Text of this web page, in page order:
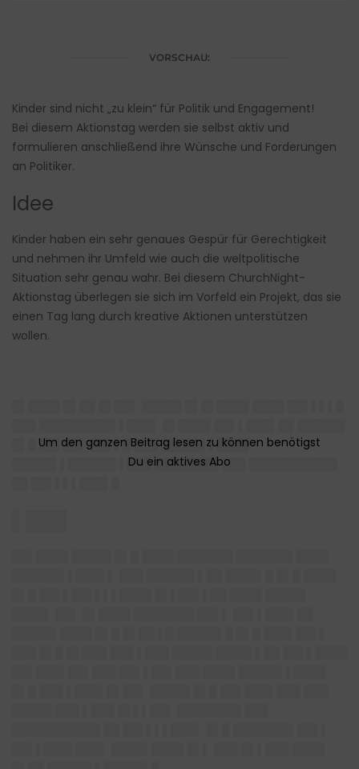
VORSCHAU:
Kinder sind nicht „zu klein“ für Politik und Engagement!
Bei diesem Aktionstag werden sie selbst aktiv und
formulieren anschließend ihre Wünsche und Forderungen
an Politiker.
Idee
Kinder haben ein sehr genaues Gespür für Gerechtigkeit
und nehmen ihr Umfeld wie auch die weltpolitische
Situation sehr genau wahr. Bei diesem ChurchNight-
Aktionstag überlegen sie sich im Vorfeld ein Projekt, das sie
einen Tag lang durch kreative Aktionen unterstützen
wollen.
█▌█ ██▌██▌ ██▌▌█ ███ █████▌▌████
█████▌▌██████ ▌███ ████████ ███ ███████████